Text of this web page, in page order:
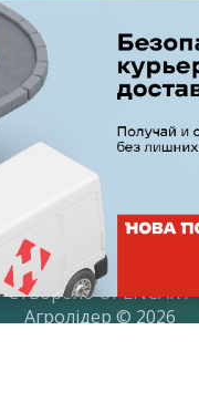
ПОСТАЧАЛЬНИКАМ
ПАРТНЕРИ
ГРАФІК РОБОТИ
Пн-Пт: з 8:00 до 21:00
Субота: з 9:00 до 20:00
Неділя: з 10:00 до 19:00
СтвореноOPENCART
Агролідер © 2026